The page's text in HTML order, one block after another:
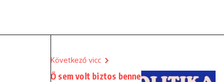
Következő vicc
Ő sem volt biztos benne